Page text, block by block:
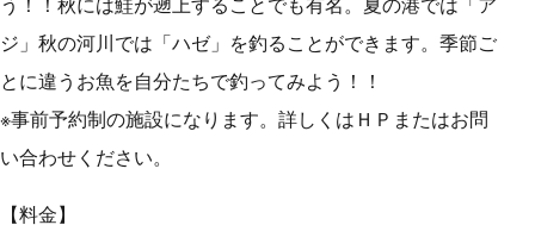
ジ」秋の河川では「ハゼ」を釣ることができます。季節ご
とに違うお魚を自分たちで釣ってみよう！！
※事前予約制の施設になります。詳しくはＨＰまたはお問
い合わせください。
【料金】